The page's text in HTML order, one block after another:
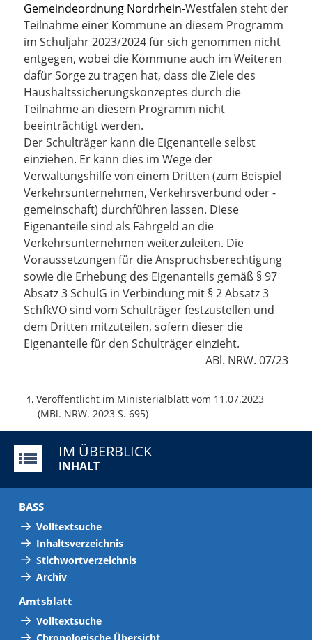
Gemeindeordnung Nordrhein-Westfalen steht der
Teilnahme einer Kommune an diesem Programm
im Schuljahr 2023/2024 für sich genommen nicht
entgegen, wobei die Kommune auch im Weiteren
dafür Sorge zu tragen hat, dass die Ziele des
Haushaltssicherungskonzeptes durch die
Teilnahme an diesem Programm nicht
beeinträchtigt werden.
Der Schulträger kann die Eigenanteile selbst
einziehen. Er kann dies im Wege der
Verwaltungshilfe von einem Dritten (zum Beispiel
Verkehrsunternehmen, Verkehrsverbund oder -
gemeinschaft) durchführen lassen. Diese
Eigenanteile sind als Fahrgeld an die
Verkehrsunternehmen weiterzuleiten. Die
Voraussetzungen für die Anspruchsberechtigung
sowie die Erhebung des Eigenanteils gemäß § 97
Absatz 3 SchulG in Verbindung mit § 2 Absatz 3
SchfkVO sind vom Schulträger festzustellen und
dem Dritten mitzuteilen, sofern dieser die
Eigenanteile für den Schulträger einzieht.
ABl. NRW. 07/23
1 Veröffentlicht im Ministerialblatt vom 11.07.2023
(MBl. NRW. 2023 S. 695)
IM ÜBERBLICK
INHALT
BASS
Volltextsuche
Inhaltsverzeichnis
Stichwortverzeichnis
Archiv
Amtsblatt
Volltextsuche